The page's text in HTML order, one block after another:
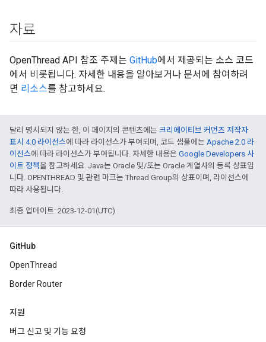
자료
OpenThread API 참조 주제는 GitHub에서 제공되는 소스 코드
에서 비롯됩니다. 자세한 내용을 알아보거나 문서에 참여하려
면 리소스를 참고하세요.
달리 명시되지 않는 한, 이 페이지의 콘텐츠에는 크리에이티브 커먼즈 저작자
표시 4.0 라이선스에 따라 라이선스가 부여되며, 코드 샘플에는 Apache 2.0 라
이선스에 따라 라이선스가 부여됩니다. 자세한 내용은 Google Developers 사
이트 정책을 참고하세요. Java는 Oracle 및/또는 Oracle 계열사의 등록 상표입
니다. OPENTHREAD 및 관련 마크는 Thread Group의 상표이며, 라이선스에
따라 사용됩니다.
최종 업데이트: 2023-12-01(UTC)
GitHub
OpenThread
Border Router
지원
버그 신고 및 기능 요청